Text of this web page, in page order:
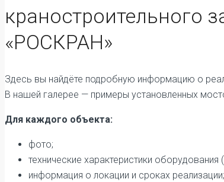
краностроительного
«РОСКРАН»
Здесь вы найдёте подробную информацию о
В нашей галерее — примеры установленных
Для каждого объекта:
фото;
технические характеристики
информация о локации и сроках реализации;